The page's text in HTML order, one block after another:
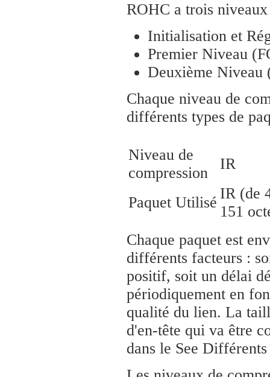
ROHC a trois
Initialisation et
Premier Niveau
Deuxième Niveau
Chaque niveau de
différents types de
Niveau de
compression
IR
Paquet Utilisé
IR (de
151
Chaque paquet est
différents facteurs :
positif, soit un délai
périodiquement en
qualité du lien. La
d'en-tête qui va être
dans le See